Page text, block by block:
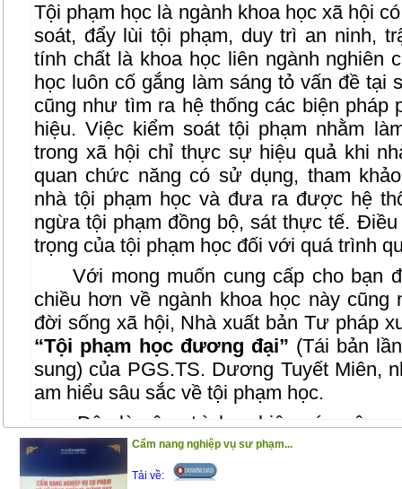
Tội phạm học là ngành khoa học xã hội
soát, đẩy lùi tội phạm, duy trì an ninh,
tính chất là khoa học liên ngành nghiên
học luôn cố gắng làm sáng tỏ vấn đề tại
cũng như tìm ra hệ thống các biện pháp
hiệu. Việc kiểm soát tội phạm nhằm
trong xã hội chỉ thực sự hiệu quả khi
quan chức năng có sử dụng, tham
nhà tội phạm học và đưa ra được hệ
ngừa tội phạm đồng bộ, sát thực tế.
trọng của tội phạm học đối với quá trình
Với mong muốn cung cấp cho bạn
chiều hơn về ngành khoa học này
đời sống xã hội, Nhà xuất bản Tư pháp
“Tội phạm học đương đại” (Tái bản
sung) của PGS.TS. Dương Tuyết Miên,
am hiểu sâu sắc về tội phạm học.
Đây là công trình nghiên cứu công
việc tinh thần làm việc nghiêm túc của
tác giả cập nhật nhiều vấn đề mới đã
Cẩm nang nghiệp vụ sư phạm...
Tải về: